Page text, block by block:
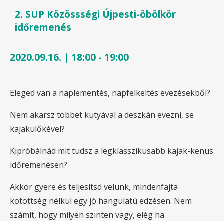
2. SUP Közössségi Újpesti-öbölkör
időremenés
2020.09.16. | 18:00 - 19:00
Eleged van a naplementés, napfelkeltés evezésekből?
Nem akarsz többet kutyával a deszkán evezni, se
kajakülőkével?
Kipróbálnád mit tudsz a legklasszikusabb kajak-kenus
időremenésen?
Akkor gyere és teljesítsd velünk, mindenfajta
kötöttség nélkül egy jó hangulatú edzésen. Nem
számít, hogy milyen szinten vagy, elég ha